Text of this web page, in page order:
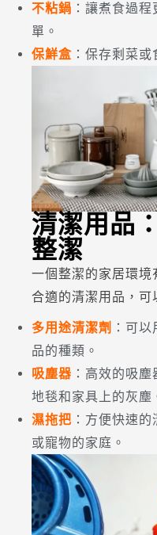
不粘鍋 ：讓煮食過
單。
保鮮盒 ：保存剩菜
清潔用品
整潔
一個整潔的家居環
合適的清潔用品，可
多用途清潔劑 ：可
品的種類。
吸塵器 ：高效的吸
地毯和家具上的灰塵
濕拖把 ：方便快速
或寵物的家庭。